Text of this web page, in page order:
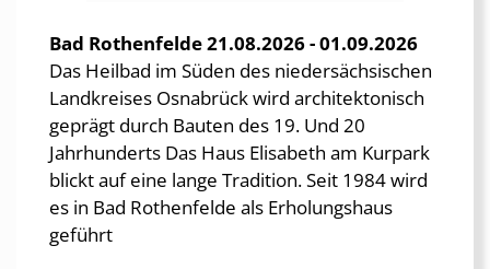
Bad Rothenfelde 21.08.2026 - 01.09.2026
Das Heilbad im Süden des niedersächsischen
Landkreises Osnabrück wird architektonisch
geprägt durch Bauten des 19. Und 20
Jahrhunderts Das Haus Elisabeth am Kurpark
blickt auf eine lange Tradition. Seit 1984 wird
es in Bad Rothenfelde als Erholungshaus
geführt